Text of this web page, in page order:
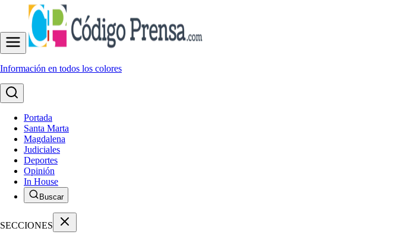
Información en todos los colores
Portada
Santa Marta
Magdalena
Judiciales
Deportes
Opinión
In House
Buscar
SECCIONES